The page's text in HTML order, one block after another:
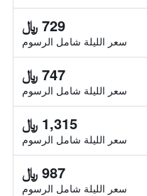
729 ﷼
سعر الليلة شامل الرسوم
747 ﷼
سعر الليلة شامل الرسوم
1,315 ﷼
سعر الليلة شامل الرسوم
987 ﷼
سعر الليلة شامل الرسوم